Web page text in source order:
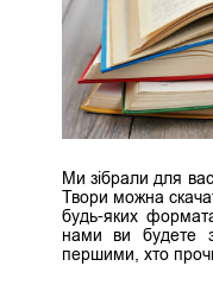
Ми зібрали для
Твори можна
будь-яких
нами ви будете
першими, хто